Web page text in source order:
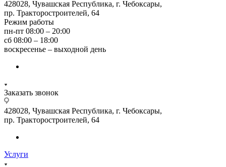
428028, Чувашская Республика, г. Чебоксары,
пр. Тракторостроителей, 64
Режим работы
пн-пт 08:00 – 20:00
сб 08:00 – 18:00
воскресенье – выходной день
Заказать звонок
428028, Чувашская Республика, г. Чебоксары,
пр. Тракторостроителей, 64
Услуги